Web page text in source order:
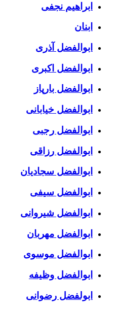
ابراهیم نجفی
ابنان
ابوالفضل آذری
ابوالفضل اکبری
ابوالفضل بارپاز
ابوالفضل خیابانی
ابوالفضل رجبی
ابوالفضل رزاقی
ابوالفضل سجادیان
ابوالفضل سیفی
ابوالفضل شیروانی
ابوالفضل مهربان
ابوالفضل موسوی
ابوالفضل وظیفه
ابولفضل رضوانی